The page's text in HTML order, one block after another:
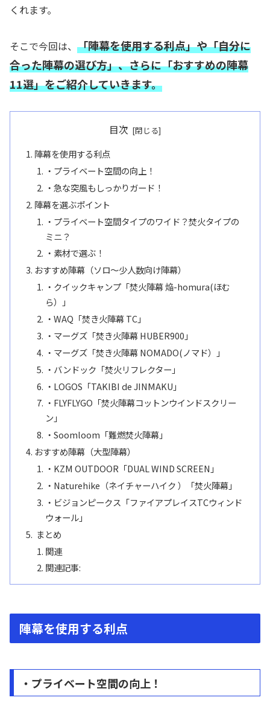
くれます。
そこで今回は、 「陣幕を使用する利点」や「自分に
合った陣幕の選び方」、さらに「おすすめの陣幕
11選」をご紹介していきます。
目次
陣幕を使用する利点
・プライベート空間の向上！
・急な突風もしっかりガード！
陣幕を選ぶポイント
・プライベート空間タイプのワイド？焚火タイプの
ミニ？
・素材で選ぶ！
おすすめ陣幕（ソロ～少人数向け陣幕）
・クイックキャンプ「焚火陣幕 焔-homura(ほむ
ら）」
・WAQ「焚き火陣幕 TC」
・マーグズ「焚き火陣幕 HUBER900」
・マーグズ「焚き火陣幕 NOMADO(ノマド）」
・バンドック「焚火リフレクター」
・LOGOS「TAKIBI de JINMAKU」
・FLYFLYGO「焚火陣幕コットンウインドスクリー
ン」
・Soomloom「難燃焚火陣幕」
おすすめ陣幕（大型陣幕）
・KZM OUTDOOR「DUAL WIND SCREEN」
・Naturehike（ネイチャーハイク ）「焚火陣幕」
・ビジョンピークス「ファイアプレイスTCウィンド
ウォール」
まとめ
関連
関連記事:
陣幕を使用する利点
・プライベート空間の向上！